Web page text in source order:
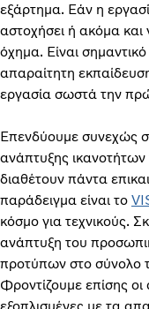
εξάρτημα. Εάν η
αστοχήσει ή ακόμα
όχημα. Είναι σημαντικό
απαραίτητη
εργασία σωστά την
Επενδύουμε συνεχώς
ανάπτυξης ικανοτήτων
διαθέτουν πάντα
παράδειγμα είναι το
κόσμο για τεχνικούς.
ανάπτυξη του
προτύπων στο σύνολο
Φροντίζουμε επίσης